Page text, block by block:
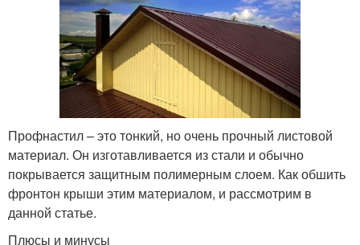
Профнастил – это тонкий, но очень прочный листовой
материал. Он изготавливается из стали и обычно
покрывается защитным полимерным слоем. Как обшить
фронтон крыши этим материалом, и рассмотрим в
данной статье.
Плюсы и минусы